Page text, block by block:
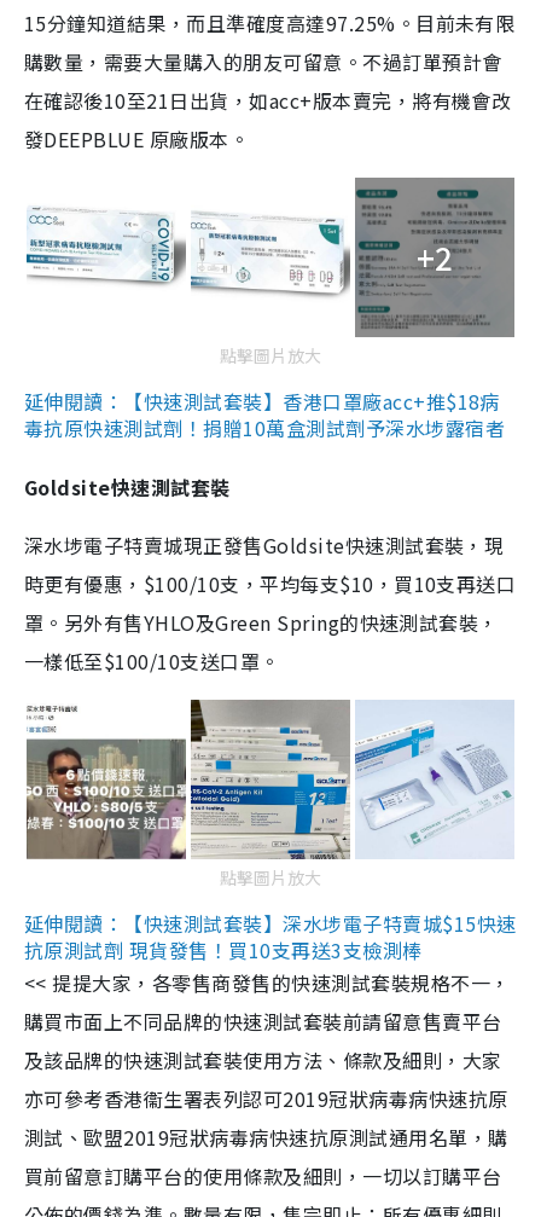
15分鐘知道結果，而且準確度高達97.25%。目前未有限
購數量，需要大量購入的朋友可留意。不過訂單預計會
在確認後10至21日出貨，如acc+版本賣完，將有機會改
發DEEPBLUE 原廠版本。
+2
點擊圖片放大
延伸閱讀：【快速測試套裝】香港口罩廠acc+推$18病
毒抗原快速測試劑！捐贈10萬盒測試劑予深水埗露宿者
Goldsite快速測試套裝
深水埗電子特賣城現正發售Goldsite快速測試套裝，現
時更有優惠，$100/10支，平均每支$10，買10支再送口
罩。另外有售YHLO及Green Spring的快速測試套裝，
一樣低至$100/10支送口罩。
點擊圖片放大
延伸閱讀：【快速測試套裝】深水埗電子特賣城$15快速
抗原測試劑 現貨發售！買10支再送3支檢測棒
<< 提提大家，各零售商發售的快速測試套裝規格不一，
購買市面上不同品牌的快速測試套裝前請留意售賣平台
及該品牌的快速測試套裝使用方法、條款及細則，大家
亦可參考香港衞生署表列認可2019冠狀病毒病快速抗原
測試、歐盟2019冠狀病毒病快速抗原測試通用名單，購
買前留意訂購平台的使用條款及細則，一切以訂購平台